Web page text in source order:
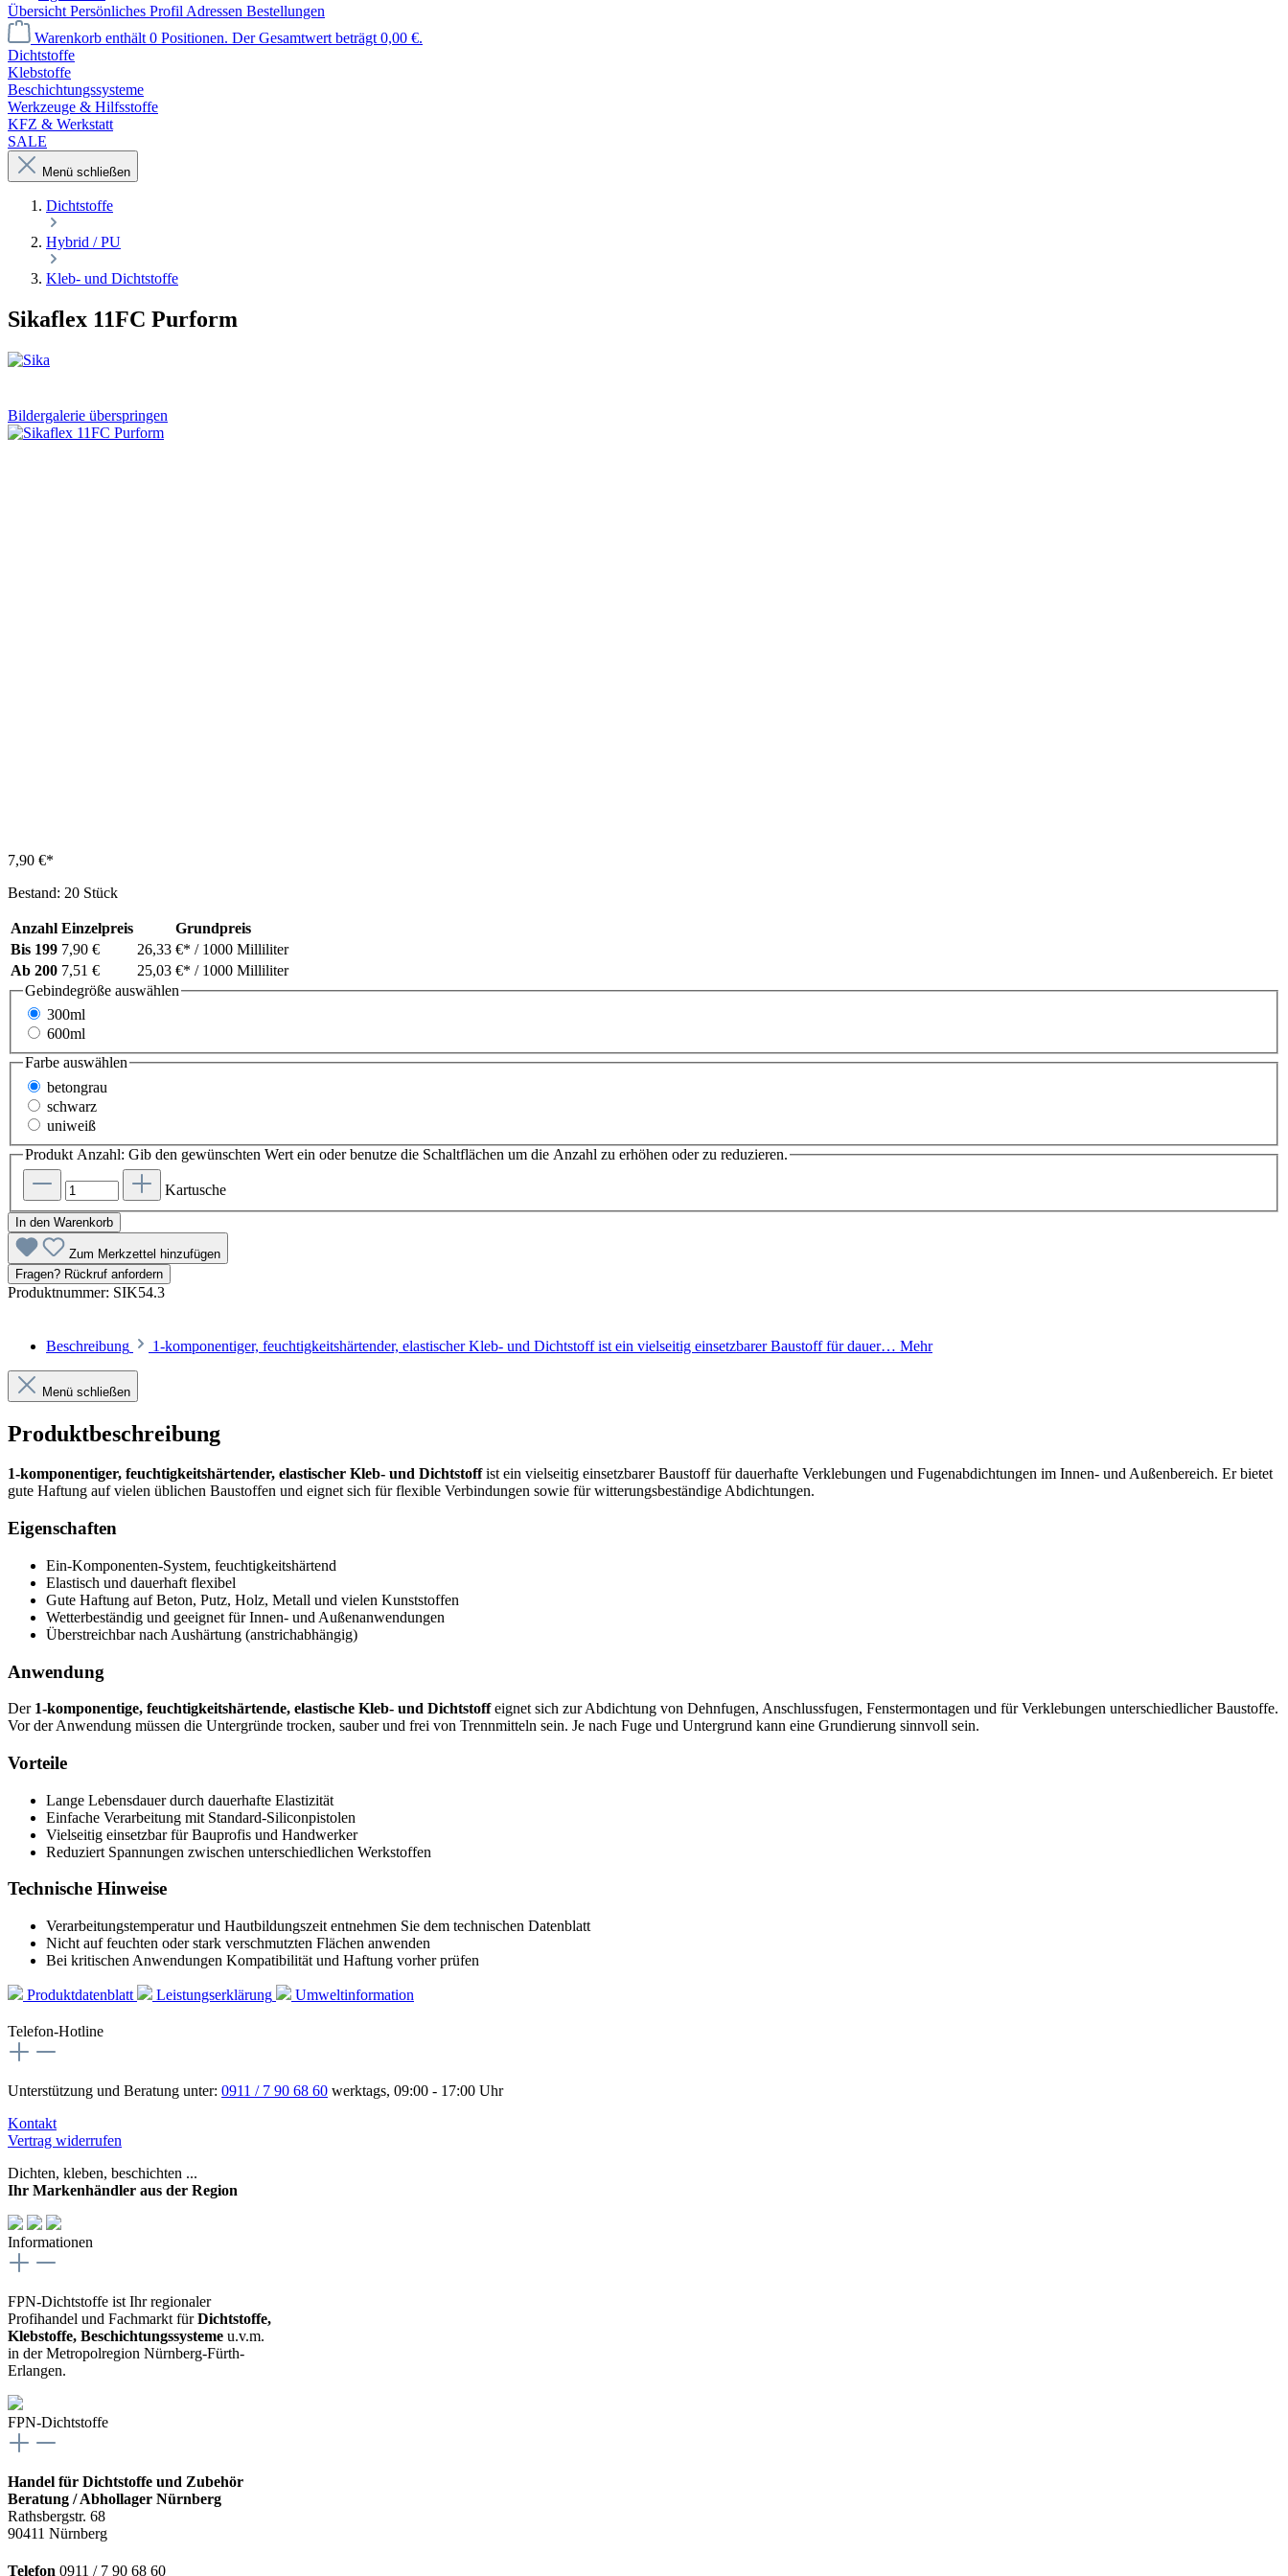
Übersicht Persönliches Profil Adressen Bestellungen
Warenkorb enthält 0 Positionen. Der Gesamtwert beträgt 0,00 €.
Dichtstoffe
Klebstoffe
Beschichtungssysteme
Werkzeuge & Hilfsstoffe
KFZ & Werkstatt
SALE
Menü schließen
Dichtstoffe
Hybrid / PU
Kleb- und Dichtstoffe
Sikaflex 11FC Purform
Bildergalerie überspringen
7,90 €*
Bestand: 20 Stück
Anzahl Einzelpreis
Grundpreis
Bis 199 7,90 € 26,33 €* / 1000 Milliliter
Ab 200 7,51 € 25,03 €* / 1000 Milliliter
Gebindegröße auswählen
300ml
600ml
Farbe auswählen
betongrau
schwarz
uniweiß
Produkt Anzahl: Gib den gewünschten Wert ein oder benutze die Schaltflächen um die Anzahl zu erhöhen oder zu reduzieren.
Kartusche
In den Warenkorb
Zum Merkzettel hinzufügen
Fragen? Rückruf anfordern
Produktnummer: SIK54.3
Beschreibung 1-komponentiger, feuchtigkeitshärtender, elastischer Kleb- und Dichtstoff ist ein vielseitig einsetzbarer Baustoff für dauer… Mehr
Menü schließen
Produktbeschreibung
1-komponentiger, feuchtigkeitshärtender, elastischer Kleb- und Dichtstoffist ein vielseitig einsetzbarer Baustoff für dauerhafte Verklebungen und Fugenabdichtungen im Innen- und Außenbereich. Er bietet
gute Haftung auf vielen üblichen Baustoffen und eignet sich für flexible Verbindungen sowie für witterungsbeständige Abdichtungen.
Eigenschaften
Ein-Komponenten-System, feuchtigkeitshärtend
Elastisch und dauerhaft flexibel
Gute Haftung auf Beton, Putz, Holz, Metall und vielen Kunststoffen
Wetterbeständig und geeignet für Innen- und Außenanwendungen
Überstreichbar nach Aushärtung (anstrichabhängig)
Anwendung
Der 1-komponentige, feuchtigkeitshärtende, elastische Kleb- und Dichtstoffeignet sich zur Abdichtung von Dehnfugen, Anschlussfugen, Fenstermontagen und für Verklebungen unterschiedlicher Baustoffe.
Vor der Anwendung müssen die Untergründe trocken, sauber und frei von Trennmitteln sein. Je nach Fuge und Untergrund kann eine Grundierung sinnvoll sein.
Vorteile
Lange Lebensdauer durch dauerhafte Elastizität
Einfache Verarbeitung mit Standard-Siliconpistolen
Vielseitig einsetzbar für Bauprofis und Handwerker
Reduziert Spannungen zwischen unterschiedlichen Werkstoffen
Technische Hinweise
Verarbeitungstemperatur und Hautbildungszeit entnehmen Sie dem technischen Datenblatt
Nicht auf feuchten oder stark verschmutzten Flächen anwenden
Bei kritischen Anwendungen Kompatibilität und Haftung vorher prüfen
Produktdatenblatt Leistungserklärung Umweltinformation
Telefon-Hotline
Unterstützung und Beratung unter: 0911 / 7 90 68 60 werktags, 09:00 - 17:00 Uhr
Kontakt
Vertrag widerrufen
Dichten, kleben, beschichten ...
Ihr Markenhändler aus der Region
Informationen
FPN-Dichtstoffe ist Ihr regionaler
Profihandel und Fachmarkt fürDichtstoffe,
Klebstoffe, Beschichtungssysteme u.v.m.
in der Metropolregion Nürnberg-Fürth-
Erlangen.
FPN-Dichtstoffe
Handel für Dichtstoffe und Zubehör
Beratung / Abhollager Nürnberg
Rathsbergstr. 68
90411 Nürnberg
Telefon 0911 / 7 90 68 60